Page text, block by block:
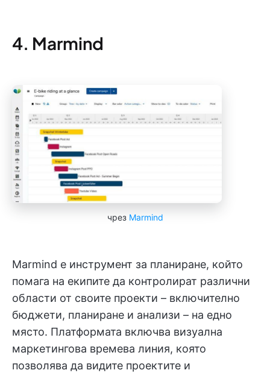
4. Marmind
чрез Marmind
Marmind е инструмент за планиране, който
помага на екипите да контролират различни
области от своите проекти – включително
бюджети, планиране и анализи – на едно
място. Платформата включва визуална
маркетингова времева линия, която
позволява да видите проектите и